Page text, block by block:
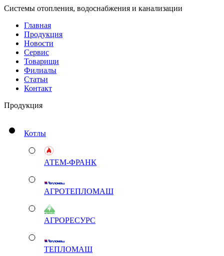
Системы отопления, водоснабжения и канализации
Главная
Продукция
Новости
Сервис
Товарищи
Филиалы
Статьи
Контакт
Продукция
Котлы
АТЕМ-ФРАНК
АГРОТЕПЛОМАШ
АГРОРЕСУРС
ТЕПЛОМАШ